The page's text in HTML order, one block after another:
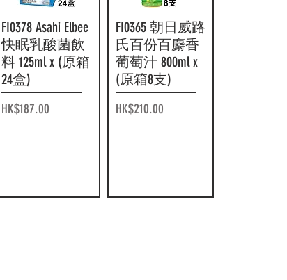
快速瀏覽
FI0378 Asahi Elbee
快眠乳酸菌飲
料 125ml x (原箱
24盒)
價格
HK$187.00
快速瀏覽
FI0365 朝日威路
氏百份百麝香
葡萄汁 800ml x
(原箱8支)
價格
HK$210.00